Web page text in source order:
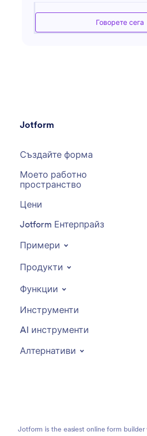
потенциалните клиенти,
кампании или подобряване на
продажбите ефективно.
Говорете сега
Jotform
Създайте форма
Моето работно
пространство
Цени
Jotform Ентерпрайз
Примери
Продукти
Функции
Инструменти
AI инструменти
Алтернативи
Jotform is the easiest online form